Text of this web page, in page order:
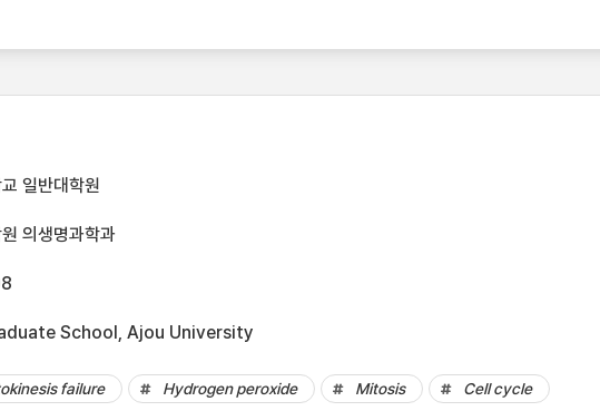
일반대학원
의생명과학과
School, Ajou University
failure Hydrogen peroxide Mitosis Cell cycle